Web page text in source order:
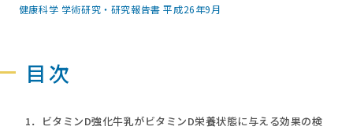
健康科学 学術研究・研究報告書 平成26年9月
目次
1．ビタミンD強化牛乳がビタミンD栄養状態に与える効果の検